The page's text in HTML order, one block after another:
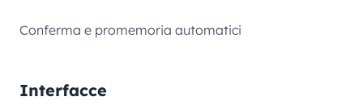
Conferma e promemoria automatici
Interfacce